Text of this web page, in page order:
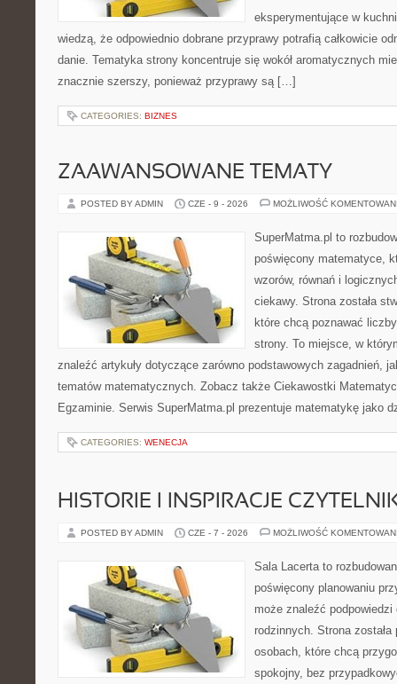
eksperymentujące w
wiedzą, że odpowiednio dobrane przyprawy potrafią całkowicie
danie. Tematyka strony koncentruje się wokół aromatycznych
znacznie szerszy, ponieważ przyprawy są […]
CATEGORIES: BIZNES
ZAAWANSOWANE TEMATY
POSTED BY ADMIN CZE - 9 - 2026 MOŻLIWOŚĆ
SuperMatma.pl to
poświęcony matematyce,
wzorów, równań i
ciekawy. Strona została
które chcą poznawać
strony. To miejsce, w
znaleźć artykuły dotyczące zarówno podstawowych zagadnień,
tematów matematycznych. Zobacz także Ciekawostki
Egzaminie. Serwis SuperMatma.pl prezentuje matematykę jako
CATEGORIES: WENECJA
HISTORIE I INSPIRACJE
POSTED BY ADMIN CZE - 7 - 2026 MOŻLIWOŚĆ
Sala Lacerta to
poświęcony planowaniu
może znaleźć
rodzinnych. Strona
osobach, które chcą
spokojny, bez